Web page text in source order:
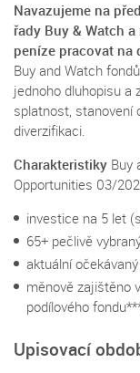
Navazujeme na
řady Buy & Watch
peníze pracovat
Buy and Watch
jednoho dluhopisu a
splatnost, stanovení
diverzifikaci.
Charakteristiky Buy
Opportunities 03/
investice na 5 let
65+ pečlivě
aktuální
měnově zajištěno
podílového
Upisovací